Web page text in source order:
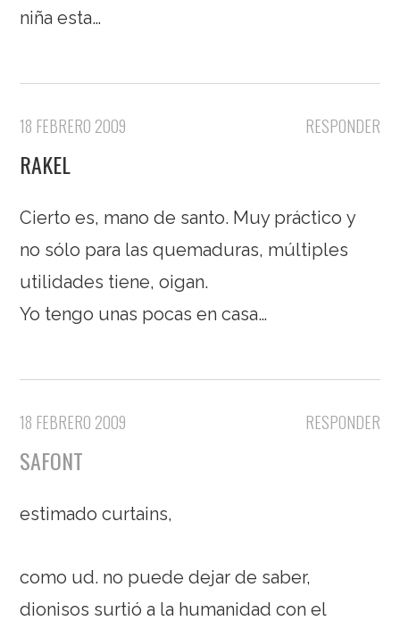
niña esta…
RESPONDER
18 FEBRERO 2009
RAKEL
Cierto es, mano de santo. Muy práctico y
no sólo para las quemaduras, múltiples
utilidades tiene, oigan.
Yo tengo unas pocas en casa…
RESPONDER
18 FEBRERO 2009
SAFONT
estimado curtains,
como ud. no puede dejar de saber,
dionisos surtió a la humanidad con el